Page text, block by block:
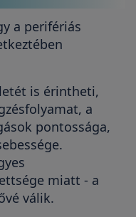
a perifériás
is érintheti,
a
pontossága,
miatt - a
válik.